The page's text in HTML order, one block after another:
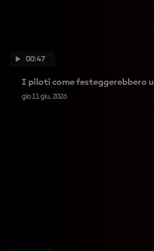
00:47
I piloti come festeggerebbero
gio 11 giu, 2026